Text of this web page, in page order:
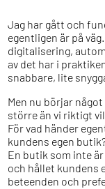
Jag har gått och
egentligen är på
digitalisering,
av det har i
snabbare, lite
Men nu börjar
större än vi riktigt
För vad händer
kundens egen
En butik som inte
och hållet kundens
beteenden och